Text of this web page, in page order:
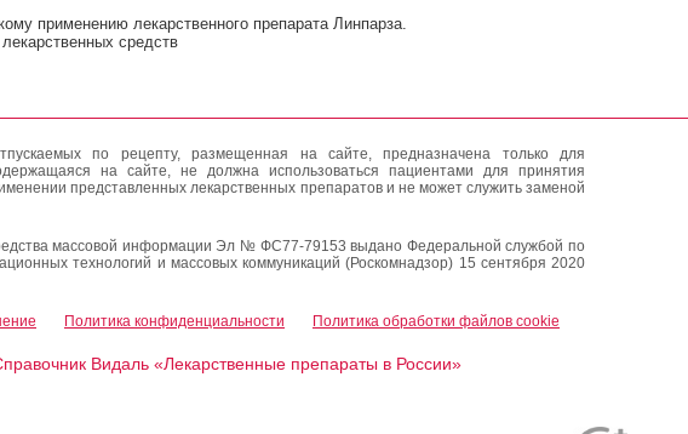
применению лекарственного препарата Линпарза.
средств
по рецепту, размещенная на сайте, предназначена только для
на сайте, не должна использоваться пациентами для принятия
представленных лекарственных препаратов и не может служить заменой
массовой информации Эл № ФС77-79153 выдано Федеральной службой по
технологий и массовых коммуникаций (Роскомнадзор) 15 сентября 2020
Политика конфиденциальности Политика обработки файлов cookie
Видаль «Лекарственные препараты в России»